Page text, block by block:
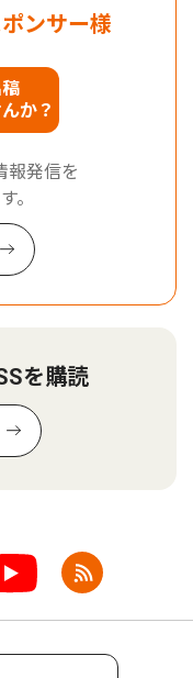
ンサー様
か？
報発信を
。
を購読